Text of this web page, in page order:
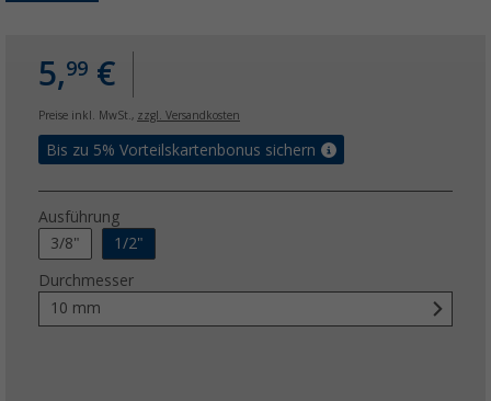
5,99 €
Preise inkl. MwSt., zzgl. Versandkosten
Bis zu 5% Vorteilskartenbonus sichern
Ausführung
3/8"
1/2"
Durchmesser
10 mm